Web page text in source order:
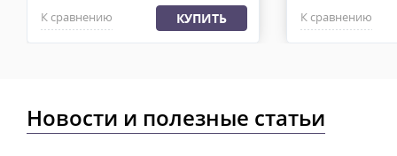
К сравнению КУПИТЬ К сравнению
Новости и полезные статьи